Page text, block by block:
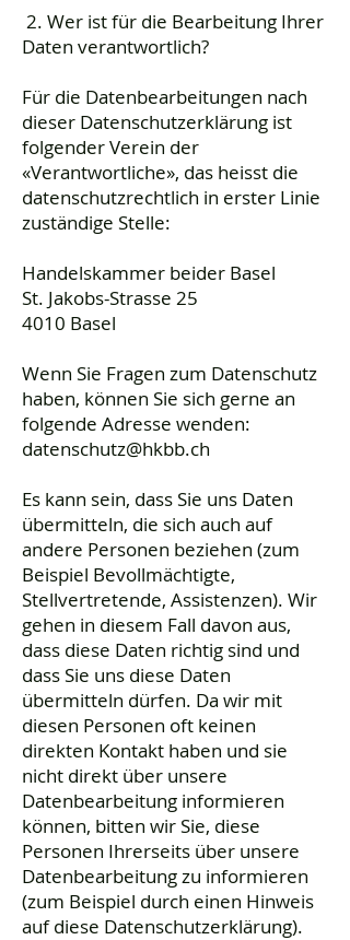
2. Wer ist für die Bearbeitung Ihrer
Daten verantwortlich?
Für die Datenbearbeitungen nach
dieser Datenschutzerklärung ist
folgender Verein der
«Verantwortliche», das heisst die
datenschutzrechtlich in erster Linie
zuständige Stelle:
Handelskammer beider Basel
St. Jakobs-Strasse 25
4010 Basel
Wenn Sie Fragen zum Datenschutz
haben, können Sie sich gerne an
folgende Adresse wenden:
datenschutz@hkbb.ch
Es kann sein, dass Sie uns Daten
übermitteln, die sich auch auf
andere Personen beziehen (zum
Beispiel Bevollmächtigte,
Stellvertretende, Assistenzen). Wir
gehen in diesem Fall davon aus,
dass diese Daten richtig sind und
dass Sie uns diese Daten
übermitteln dürfen. Da wir mit
diesen Personen oft keinen
direkten Kontakt haben und sie
nicht direkt über unsere
Datenbearbeitung informieren
können, bitten wir Sie, diese
Personen Ihrerseits über unsere
Datenbearbeitung zu informieren
(zum Beispiel durch einen Hinweis
auf diese Datenschutzerklärung).